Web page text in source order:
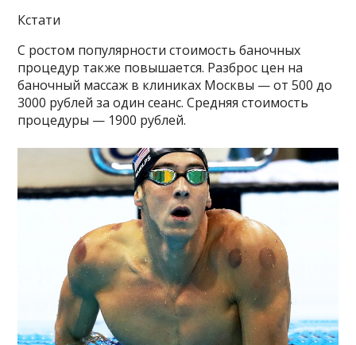
Кстати
С ростом популярности стоимость баночных
процедур также повышается. Разброс цен на
баночный массаж в клиниках Москвы — от 500 до
3000 рублей за один сеанс. Средняя стоимость
процедуры — 1900 рублей.